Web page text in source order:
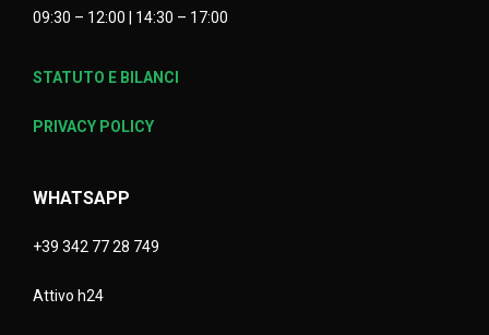
09:30 – 12:00 | 14:30 – 17:00
STATUTO E BILANCI
PRIVACY POLICY
WHATSAPP
+39 342 77 28 749
Attivo h24